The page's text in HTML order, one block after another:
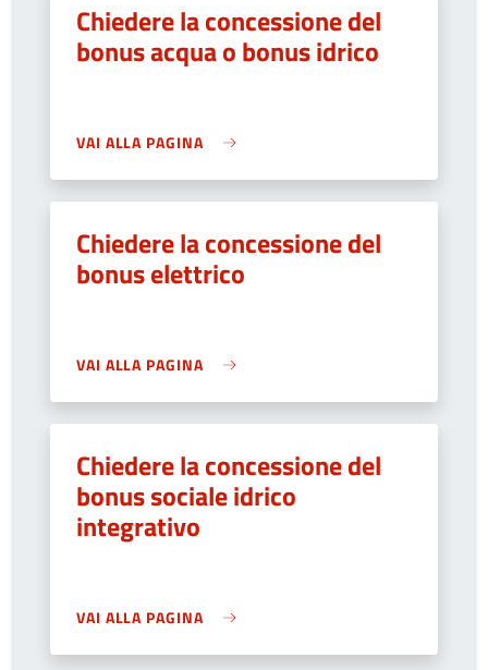
Chiedere la concessione del
bonus acqua o bonus idrico
VAI ALLA PAGINA
Chiedere la concessione del
bonus elettrico
VAI ALLA PAGINA
Chiedere la concessione del
bonus sociale idrico
integrativo
VAI ALLA PAGINA